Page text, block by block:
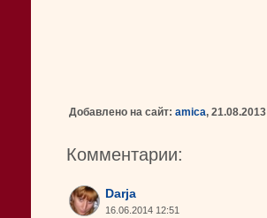
Добавлено на сайт: amica, 21.08.2013
Комментарии:
Darja
16.06.2014 12:51